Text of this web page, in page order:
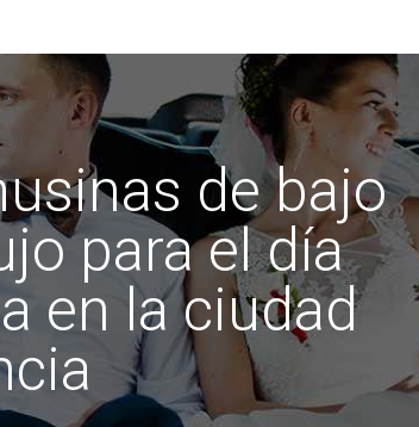
de bajo
para el día
en la ciudad